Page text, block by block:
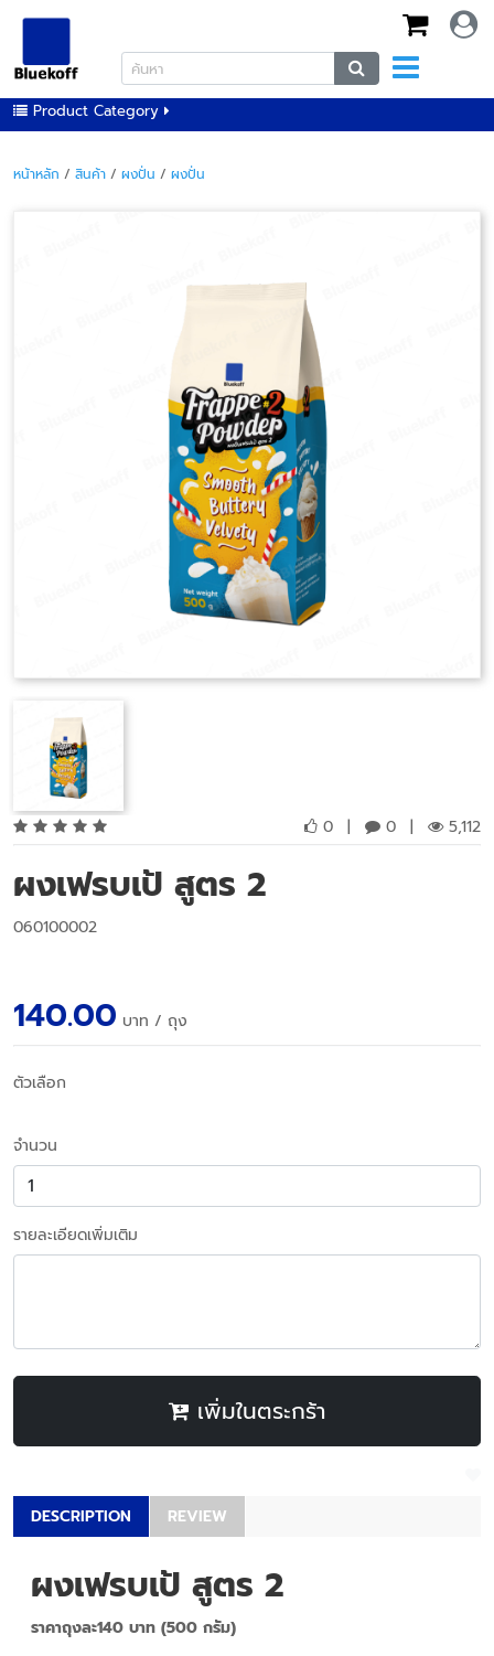
Product Category
หน้าหลัก / สินค้า / ผงปั่น / ผงปั่น
0 | 0 | 5,112
ผงเฟรบเป้ สูตร 2
060100002
140.00 บาท / ถุง
ตัวเลือก
จำนวน
รายละเอียดเพิ่มเติม
เพิ่มในตระกร้า
DESCRIPTION REVIEW
ผงเฟรบเป้ สูตร 2
ราคาถุงละ140 บาท (500 กรัม)